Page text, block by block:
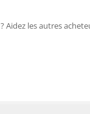
les autres